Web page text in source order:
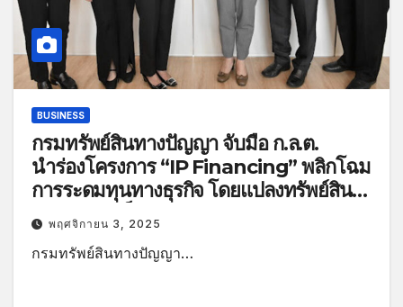
BUSINESS
กรมทรัพย์สินทางปัญญา จับมือ ก.ล.ต.
นำร่องโครงการ “IP Financing” พลิกโฉม
การระดมทุนทางธุรกิจ โดยแปลงทรัพย์สิน
ทางปัญญาเป็นสินทรัพย์ดิจิทัล
พฤศจิกายน 3, 2025
กรมทรัพย์สินทางปัญญา…